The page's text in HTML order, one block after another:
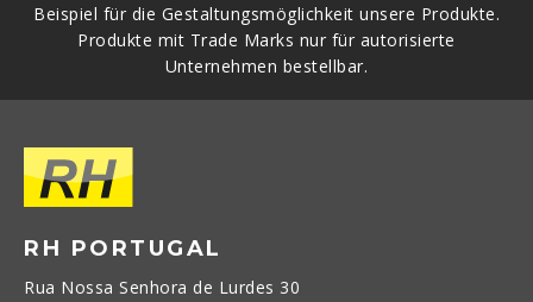
Beispiel für die Gestaltungsmöglichkeit unsere Produkte.
Produkte mit Trade Marks nur für autorisierte
Unternehmen bestellbar.
RH PORTUGAL
Rua Nossa Senhora de Lurdes 30